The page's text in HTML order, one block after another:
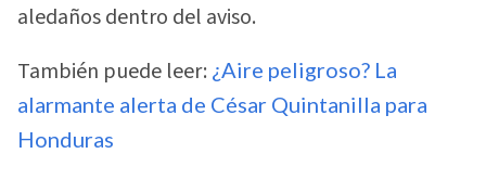
aledaños dentro del aviso.
También puede leer: ¿Aire peligroso? La
alarmante alerta de César Quintanilla para
Honduras